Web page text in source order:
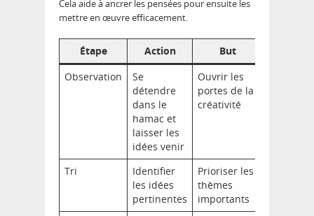
Cela aide à ancrer les pensées pour ensuite les
mettre en œuvre efficacement.
Étape Action
But
Observation
Se
détendre
dans le
hamac et
laisser les
idées venir
Ouvrir les
portes de la
créativité
Tri
Identifier
les idées
pertinentes
Prioriser les
thèmes
importants